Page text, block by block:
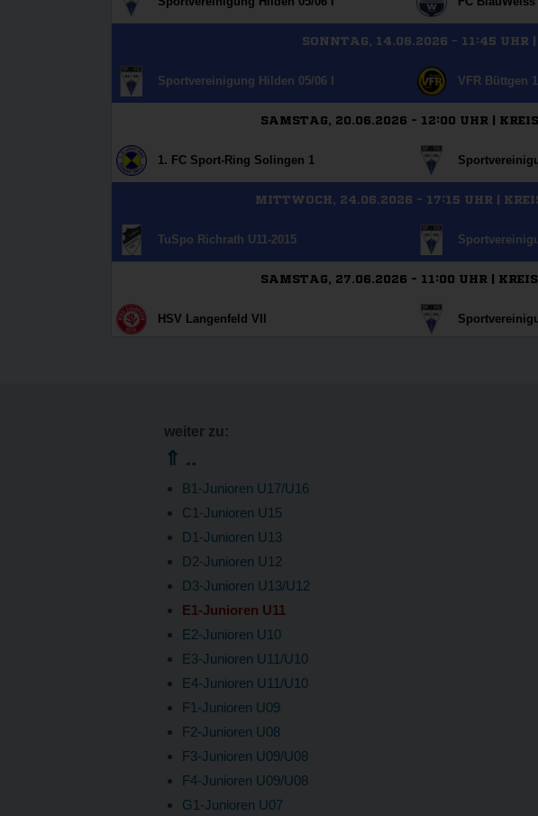
weiter zu:
⇑ ..
B1-Junioren U17/U16
C1-Junioren U15
D1-Junioren U13
D2-Junioren U12
D3-Junioren U13/U12
E1-Junioren U11
E2-Junioren U10
E3-Junioren U11/U10
E4-Junioren U11/U10
F1-Junioren U09
F2-Junioren U08
F3-Junioren U09/U08
F4-Junioren U09/U08
G1-Junioren U07